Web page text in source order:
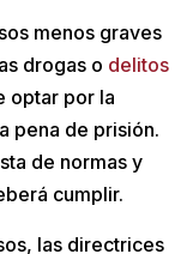
menos graves
drogas o delitos
optar por la
pena de prisión.
de normas y
cumplir.
las directrices